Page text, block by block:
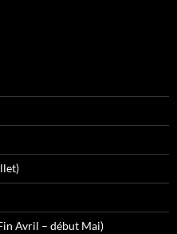
Avril – début Mai)